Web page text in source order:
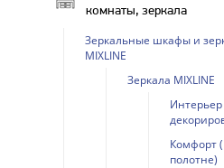
комнаты, зеркала
Зеркальные шкафы и
MIXLINE
Зеркала MIXLINE
Интерьер
Комфорт
полотне)